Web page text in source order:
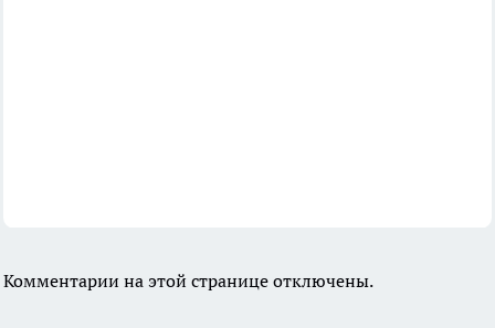
Комментарии на этой странице отключены.